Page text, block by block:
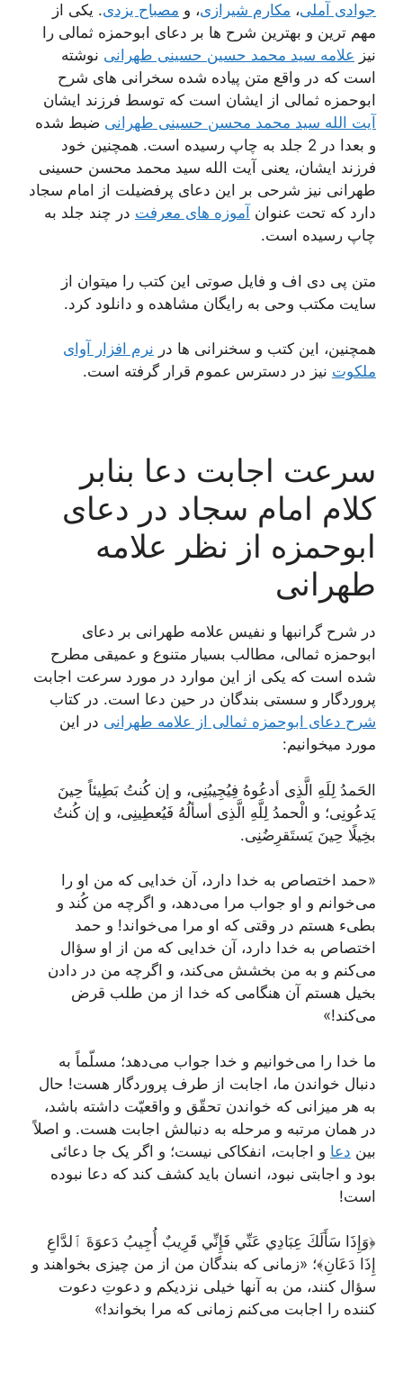
جوادی آملی، مکارم شیرازی، و مصباح یزدی. یکی از
مهم ترین و بهترین شرح ها بر دعای ابوحمزه ثمالی را
نیز علامه سید محمد حسین حسینی طهرانی نوشته
است که در واقع متن پیاده شده سخرانی های شرح
ابوحمزه ثمالی از ایشان است که توسط فرزند ایشان
آیت الله سید محمد محسن حسینی طهرانی ضبط شده
و بعدا در 2 جلد به چاپ رسیده است. همچنین خود
فرزند ایشان، یعنی آیت الله سید محمد محسن حسینی
طهرانی نیز شرحی بر این دعای پرفضیلت از امام سجاد
دارد که تحت عنوان آموزه های معرفت در چند جلد به
چاپ رسیده است.
متن پی دی اف و فایل صوتی این کتب را میتوان از
سایت مکتب وحی به رایگان مشاهده و دانلود کرد.
همچنین، این کتب و سخنرانی ها در نرم افزار آوای
ملکوت نیز در دسترس عموم قرار گرفته است.
سرعت اجابت دعا بنابر
کلام امام سجاد در دعای
ابوحمزه از نظر علامه
طهرانی
در شرح گرانبها و نفیس علامه طهرانی بر دعای
ابوحمزه ثمالی، مطالب بسیار متنوع و عمیقی مطرح
شده است که یکی از این موارد در مورد سرعت اجابت
پروردگار و سستی بندگان در حین دعا است. در کتاب
شرح دعای ابوحمزه ثمالی از علامه طهرانی در این
مورد میخوانیم:
الحَمدُ لِلَهِ الَّذِی أدعُوهُ فِیُجِیبُنِی، و إن کُنتُ بَطِیئاً حِینَ
یَدعُونِی؛ و الْحمدُ لِلَّهِ الَّذِی أسألُهُ فَیُعطِینِی، و إن کُنتُ
بخِیلًا حِینَ یَستَقرِضُنِی.
«حمد اختصاص به خدا دارد، آن خدایی که من او را
می‌خوانم و او جواب مرا می‌دهد، و اگرچه من کُند و
بطیء هستم در وقتی که او مرا می‌خواند! و حمد
اختصاص به خدا دارد، آن خدایی که من از او سؤال
می‌کنم و به من بخشش می‌کند، و اگرچه من در دادن
بخیل هستم آن هنگامی که خدا از من طلب قرض
می‌کند!»
ما خدا را می‌خوانیم و خدا جواب می‌دهد؛ مسلّماً به
دنبال خواندن ما، اجابت از طرف پروردگار هست! حال
به هر میزانی که خواندن تحقّق و واقعیّت داشته باشد،
در همان مرتبه و مرحله به دنبالش اجابت هست. و اصلاً
بین دعا و اجابت، انفکاکی نیست؛ و اگر یک جا دعائی
بود و اجابتی نبود، انسان باید کشف کند که دعا نبوده
است!
﴿وَإِذَا سَأَلَكَ عِبَادِي عَنِّي فَإِنِّي قَرِيبٌ أُجِيبُ دَعوَةَ ٱلدَّاعِ
إِذَا دَعَانِ﴾؛ «زمانی که بندگان من از من چیزی بخواهند و
سؤال کنند، من به آنها خیلی نزدیکم و دعوتِ دعوت
کننده را اجابت می‌کنم زمانی که مرا بخواند!»